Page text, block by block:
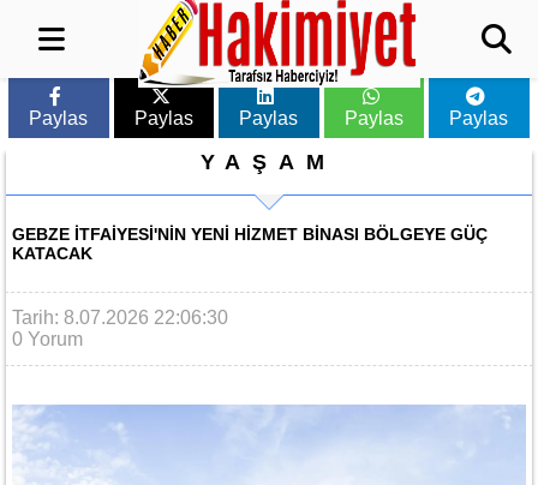
Paylas Paylas Paylas Paylas Paylas
YAŞAM
GEBZE İTFAIYESI'NIN YENI HIZMET BINASI BÖLGEYE GÜÇ
KATACAK
Tarih: 8.07.2026 22:06:30
0 Yorum